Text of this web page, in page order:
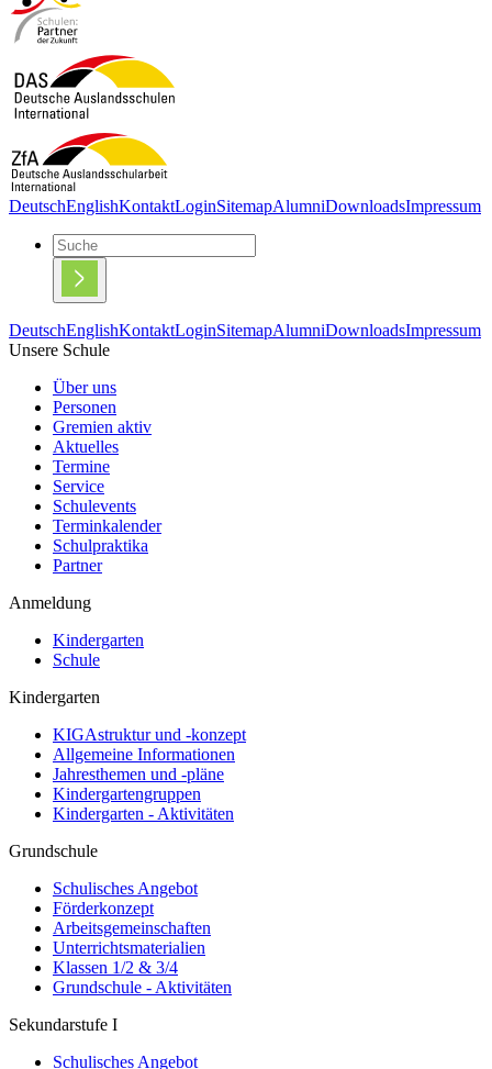
DeutschEnglishKontaktLoginSitemapAlumniDownloadsImpressum
DeutschEnglishKontaktLoginSitemapAlumniDownloadsImpressum
Unsere Schule
Über uns
Personen
Gremien aktiv
Aktuelles
Termine
Service
Schulevents
Terminkalender
Schulpraktika
Partner
Anmeldung
Kindergarten
Schule
Kindergarten
KIGAstruktur und -konzept
Allgemeine Informationen
Jahresthemen und -pläne
Kindergartengruppen
Kindergarten - Aktivitäten
Grundschule
Schulisches Angebot
Förderkonzept
Arbeitsgemeinschaften
Unterrichtsmaterialien
Klassen 1/2 & 3/4
Grundschule - Aktivitäten
Sekundarstufe I
Schulisches Angebot